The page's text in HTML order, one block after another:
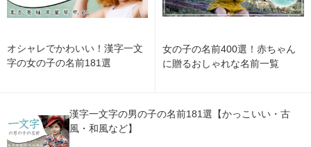
オシャレでかわいい！漢字一文
字の女の子の名前181選
女の子の名前400選！赤ちゃん
に贈るおしゃれな名前一覧
漢字一文字の男の子の名前181選【かっこいい・古
風・和風など】